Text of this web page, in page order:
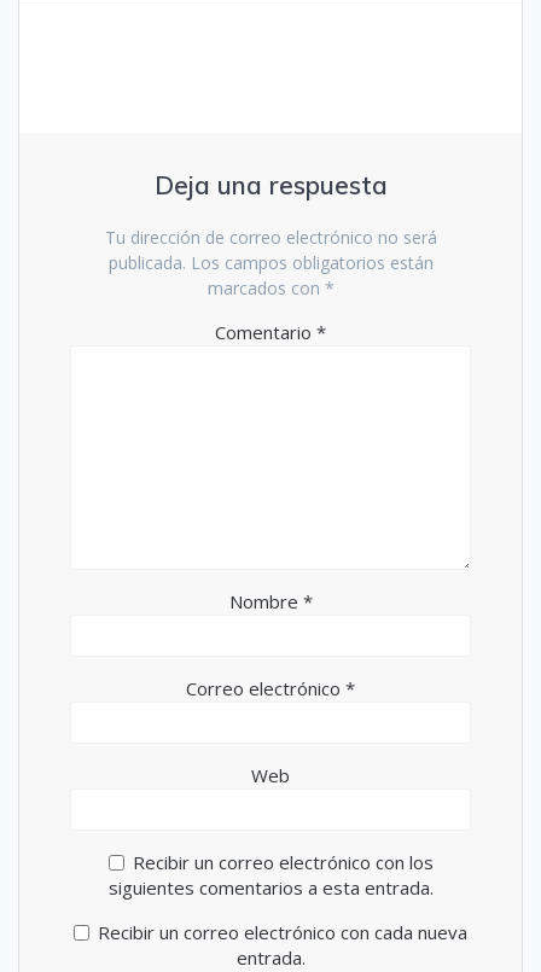
Deja una respuesta
Tu dirección de correo electrónico no será
publicada. Los campos obligatorios están
marcados con *
Comentario *
Nombre *
Correo electrónico *
Web
Recibir un correo electrónico con los
siguientes comentarios a esta entrada.
Recibir un correo electrónico con cada nueva
entrada.